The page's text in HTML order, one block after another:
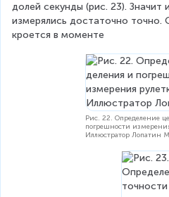
долей секунды (рис. 23). Значит
измерялись достаточно точно.
кроется в моменте
Рис. 22. Определение
погрешности
Иллюстратор Лопатин